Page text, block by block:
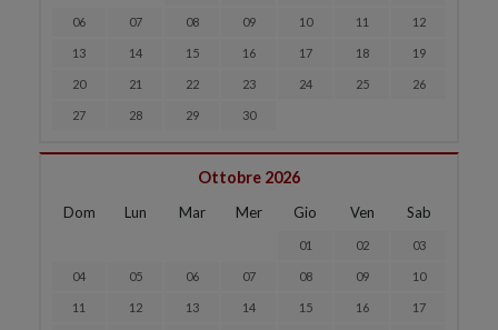
06 07 08 09 10 11 12
13 14 15 16 17 18 19
20 21 22 23 24 25 26
27 28 29 30
Ottobre 2026
Dom Lun Mar Mer Gio Ven Sab
01 02 03
04 05 06 07 08 09 10
11 12 13 14 15 16 17